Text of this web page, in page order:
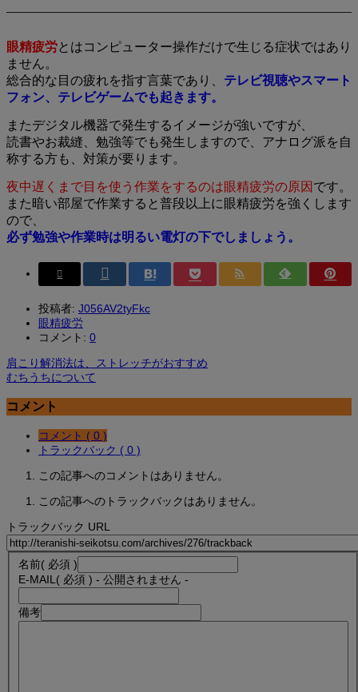
眼精疲労とはコンピューター操作だけで生じる症状ではあり
ません。
総合的な目の疲れを指す言葉であり、 テレビ視聴やスマート
フォン、テレビゲームでも起きます。
またデジタル機器で発生するイメージが強いですが、
読書やお裁縫、勉強等でも発生しますので、アナログ派を自
称する方も、対策が要ります。
夜中遅くまで目を使う作業をするのは眼精疲労の原因 です。
また暗い部屋で作業すると普段以上に眼精疲労を強くします
ので、
必ず勉強や作業時は明るい電灯の下でしましょう。
投稿者: J056AV2tyFkc
眼精疲労
コメント: 0
肩こり解消法は、ストレッチがおすすめ
むちうちについて
コメント
コメント ( 0 )
トラックバック ( 0 )
この記事へのコメントはありません。
この記事へのトラックバックはありません。
トラックバック URL
名前( 必須 )
E-MAIL( 必須 ) - 公開されません -
備考